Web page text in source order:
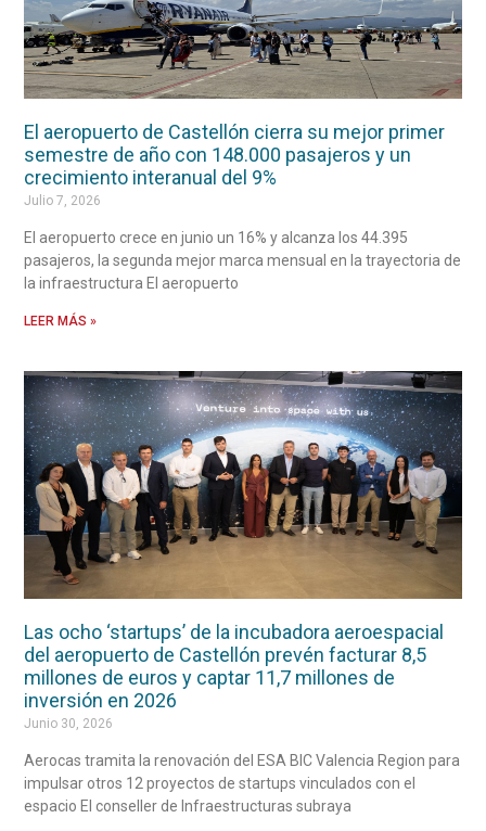
El aeropuerto de Castellón cierra su mejor primer
semestre de año con 148.000 pasajeros y un
crecimiento interanual del 9%
Julio 7, 2026
El aeropuerto crece en junio un 16% y alcanza los 44.395
pasajeros, la segunda mejor marca mensual en la trayectoria de
la infraestructura El aeropuerto
LEER MÁS »
Las ocho ‘startups’ de la incubadora aeroespacial
del aeropuerto de Castellón prevén facturar 8,5
millones de euros y captar 11,7 millones de
inversión en 2026
Junio 30, 2026
Aerocas tramita la renovación del ESA BIC Valencia Region para
impulsar otros 12 proyectos de startups vinculados con el
espacio El conseller de Infraestructuras subraya